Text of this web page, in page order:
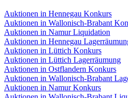
Auktionen in Hennegau Konkurs
Auktionen in Wallonisch-Brabant
Auktionen in Namur Liquidation
Auktionen in Hennegau
Auktionen in Lüttich Konkurs
Auktionen in Lüttich Lagerräumung
Auktionen in Ostflandern Konkurs
Auktionen in Wallonisch-Brabant
Auktionen in Namur Konkurs